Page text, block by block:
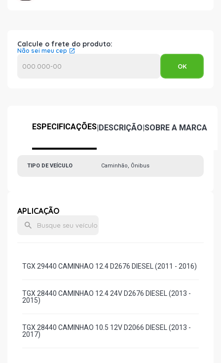
Calcule o frete do produto:
Não sei meu cep
ESPECIFICAÇÕES|DESCRIÇÃO|SOBRE A MARCA
TIPO DE VEÍCULO Caminhão, Ônibus
APLICAÇÃO
TGX 29440 CAMINHAO 12.4 D2676 DIESEL (2011 - 2016)
TGX 28440 CAMINHAO 12.4 24V D2676 DIESEL (2013 -
2015)
TGX 28440 CAMINHAO 10.5 12V D2066 DIESEL (2013 -
2017)